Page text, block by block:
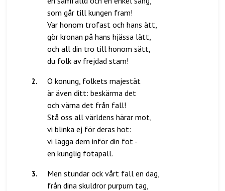
som går till kungen fram!
Var honom trofast och hans ätt,
gör kronan på hans hjässa lätt,
och all din tro till honom sätt,
2.
O konung, folkets majestät
är även ditt: beskärma det
och värna det från fall!
Stå oss all världens härar mot,
vi blinka ej för deras hot:
vi lägga dem inför din fot -
3.
Men stundar ock vårt fall en dag,
från dina skuldror purpurn tag,